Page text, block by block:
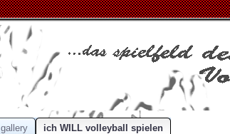
gallery ich WILL volleyball spielen